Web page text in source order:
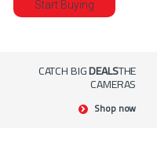
Start Buying
CATCH BIGDEALSTHE
CAMERAS
Shop now